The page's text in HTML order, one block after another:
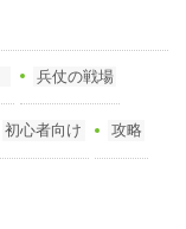
兵仗の戦場
初心者向け 攻略